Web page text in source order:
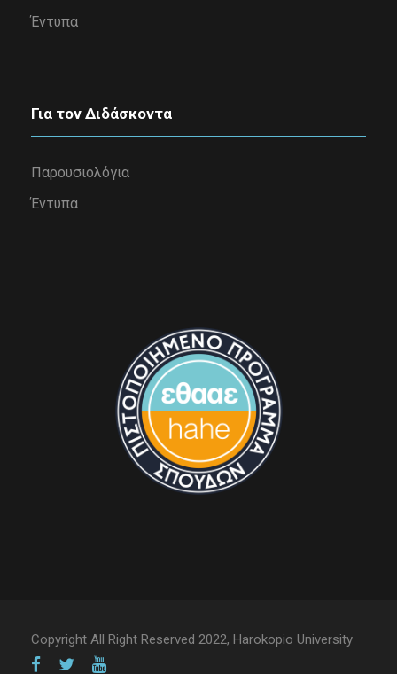
Έντυπα
Για τον Διδάσκοντα
Παρουσιολόγια
Έντυπα
Copyright All Right Reserved 2022, Harokopio University